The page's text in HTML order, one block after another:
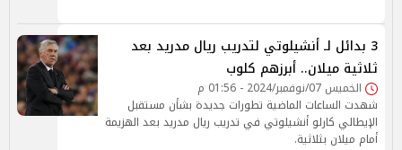
3 بدائل لـ أنشيلوتي لتدريب ريال مدريد بعد
ثلاثية ميلان.. أبرزهم كلوب
الخميس 07/نوفمبر/2024 - 01:56 م
شهدت الساعات الماضية تطورات جديدة بشأن مستقبل
الإيطالي كارلو أنشيلوتي في تدريب ريال مدريد بعد الهزيمة
أمام ميلان بثلاثية.